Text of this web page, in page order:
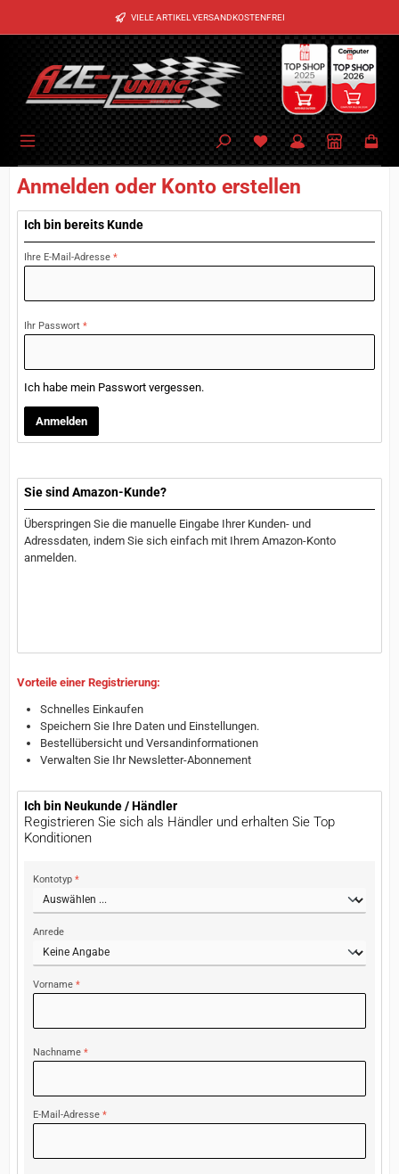
Zum Hauptinhalt springen VIELE ARTIKEL VERSANDKOSTENFREI
Anmelden oder Konto erstellen
Ich bin bereits Kunde
Ihre E-Mail-Adresse *
Ihr Passwort *
Ich habe mein Passwort vergessen.
Anmelden
Sie sind Amazon-Kunde?
Überspringen Sie die manuelle Eingabe Ihrer Kunden- und
Adressdaten, indem Sie sich einfach mit Ihrem Amazon-Konto
anmelden.
Vorteile einer Registrierung:
Schnelles Einkaufen
Speichern Sie Ihre Daten und Einstellungen.
Bestellübersicht und Versandinformationen
Verwalten Sie Ihr Newsletter-Abonnement
Ich bin Neukunde / Händler
Registrieren Sie sich als Händler und erhalten Sie Top
Konditionen
Persönliche Informationen
Kontotyp *
Anrede
Vorname *
Nachname *
E-Mail-Adresse *